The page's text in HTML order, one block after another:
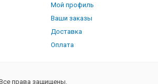
Мой профиль
Ваши заказы
Доставка
Оплата
права защищены.